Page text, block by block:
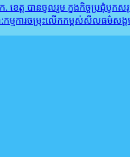
េត្ត បានចូលរួម ក្នុងកិច្ចប្រជុំបូក
ការចម្រុះលើកកម្ពស់សីលធម៌សង្គម ស